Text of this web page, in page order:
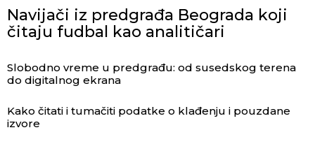
Navijači iz predgrađa Beograda koji
čitaju fudbal kao analitičari
Slobodno vreme u predgrađu: od susedskog terena
do digitalnog ekrana
Kako čitati i tumačiti podatke o klađenju i pouzdane
izvore